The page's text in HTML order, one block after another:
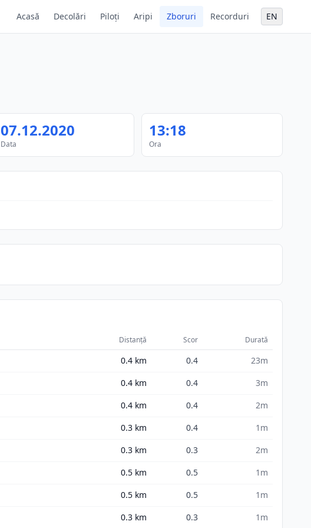
Acasă Decolări Piloți Aripi Zboruri Recorduri EN
07.12.2020
Data
13:18
Ora
Distanță Scor Durată
0.4 km 0.4
23m
0.4 km 0.4
3m
0.4 km 0.4
2m
0.3 km 0.4
1m
0.3 km 0.3
2m
0.5 km 0.5
1m
0.5 km 0.5
1m
0.3 km 0.3 1m